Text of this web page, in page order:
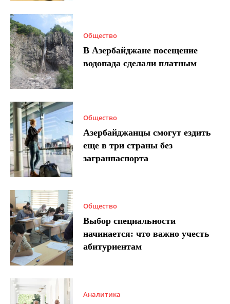
Общество
В Азербайджане посещение
водопада сделали платным
Общество
Азербайджанцы смогут ездить
еще в три страны без
загранпаспорта
Общество
Выбор специальности
начинается: что важно учесть
абитуриентам
Аналитика